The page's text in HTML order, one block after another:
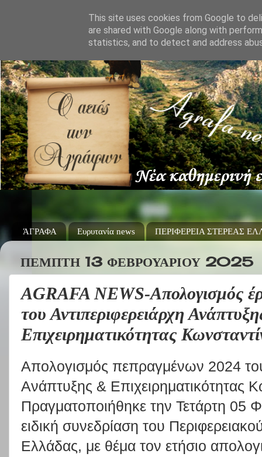
ΆΓΡΑΦΑ Ευρυτανία news ΠΕΡΙΦΕΡΕΙΑ ΣΤΕΡΕΑΣ
ΠΈΜΠΤΗ 13 ΦΕΒΡΟΥΑΡΊΟΥ 2025
AGRAFA NEWS-Απολογισμός
του Αντιπεριφερειάρχη
Επιχειρηματικότητας
Απολογισμός πεπραγμένων 2024
Ανάπτυξης & Επιχειρηματικότητας
Πραγματοποιήθηκε την Τετάρτη 05
ειδική συνεδρίαση του
Ελλάδας, με θέμα τον ετήσιο
This site uses cookies from Google to
are shared with Google along with
statistics, and to detect and address